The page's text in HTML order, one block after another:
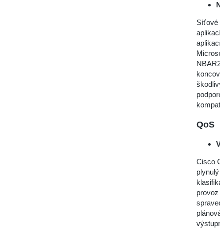
Síťové
QoS
Cisco